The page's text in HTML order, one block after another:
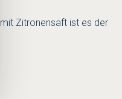
Zitronensaft ist es der